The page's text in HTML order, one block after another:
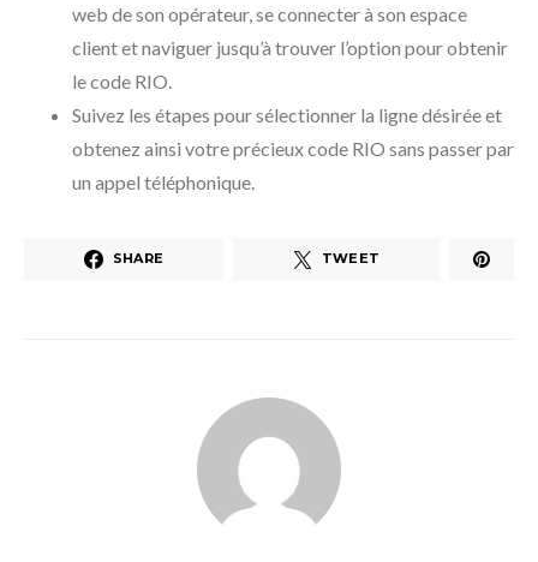
web de son opérateur, se connecter à son espace
client et naviguer jusqu’à trouver l’option pour obtenir
le code RIO.
Suivez les étapes pour sélectionner la ligne désirée et
obtenez ainsi votre précieux code RIO sans passer par
un appel téléphonique.
SHARE TWEET